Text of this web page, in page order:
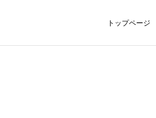
トップページ